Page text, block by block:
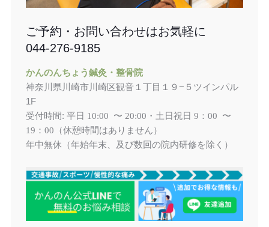
ご予約・お問い合わせはお気軽に
044-276-9185
かんのんちょう鍼灸・整骨院
神奈川県川崎市川崎区観音１丁目１９−５ツインパル
1F
受付時間: 平日 10:00 〜 20:00・ 土日祝日 9：00 〜
19：00 （休憩時間はありません）
年中無休（年始年末、及び数回の院内研修を除く）